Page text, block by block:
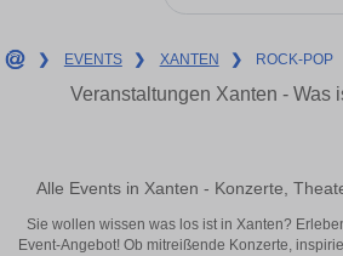
❯ EVENTS ❯ XANTEN ❯ ROCK-POP
Veranstaltungen Xanten - Was
Alle Events in Xanten - Konzerte,
Sie wollen wissen was los ist in Xanten?
Event-Angebot! Ob mitreißende Konzerte,